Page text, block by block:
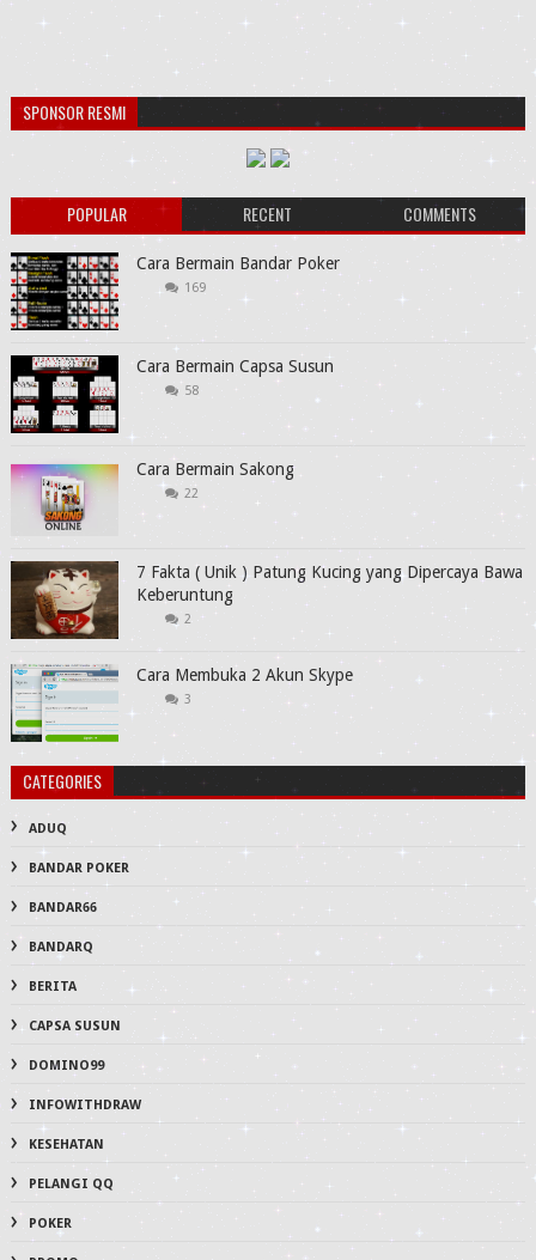
SPONSOR RESMI
POPULAR RECENT COMMENTS
Cara Bermain Bandar Poker
169
Cara Bermain Capsa Susun
58
Cara Bermain Sakong
22
7 Fakta ( Unik ) Patung Kucing yang Dipercaya Bawa
Keberuntung
2
Cara Membuka 2 Akun Skype
3
CATEGORIES
ADUQ
BANDAR POKER
BANDAR66
BANDARQ
BERITA
CAPSA SUSUN
DOMINO99
INFOWITHDRAW
KESEHATAN
PELANGI QQ
POKER